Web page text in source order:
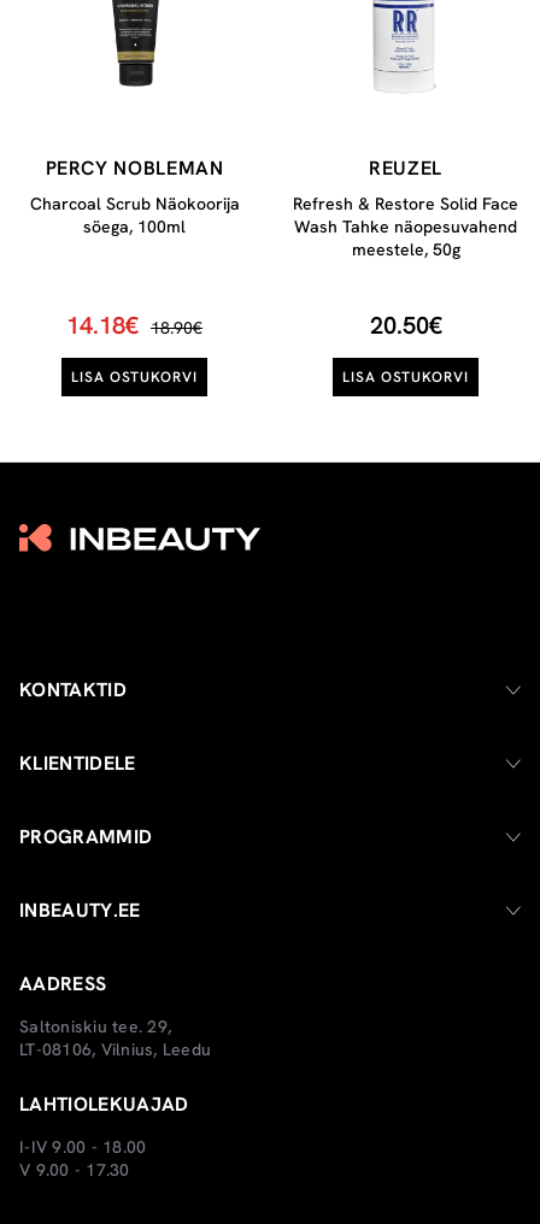
PERCY NOBLEMAN
Charcoal Scrub Näokoorija
söega, 100ml
14.18€ 18.90€
LISA OSTUKORVI
REUZEL
Refresh & Restore Solid Face
Wash Tahke näopesuvahend
meestele, 50g
20.50€
LISA OSTUKORVI
KONTAKTID
KLIENTIDELE
PROGRAMMID
INBEAUTY.EE
AADRESS
Saltoniskiu tee. 29,
LT-08106, Vilnius, Leedu
LAHTIOLEKUAJAD
I-IV 9.00 - 18.00
V 9.00 - 17.30